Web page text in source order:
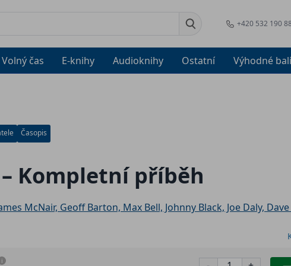
+420 532 190
Volný čas E-knihy Audioknihy Ostatní Výhodné
Časopis
Kompletní příběh
McNair, Geoff Barton, Max Bell, Johnny Black, Joe Daly,
i